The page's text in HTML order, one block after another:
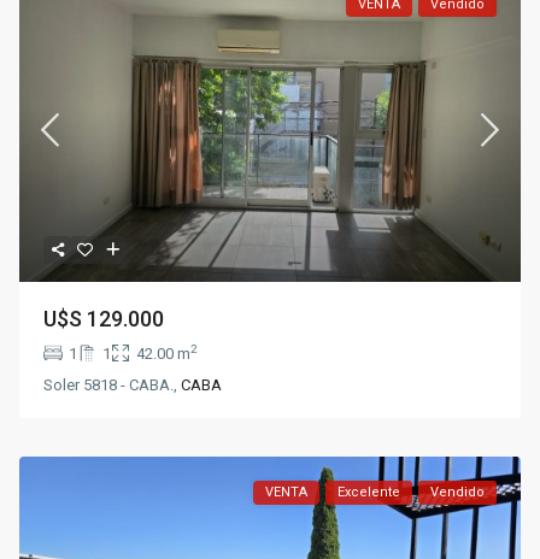
VENTA Vendido
U$S 129.000
1 1 42.00 m2
Soler 5818 - CABA.,CABA
VENTA Excelente Vendido